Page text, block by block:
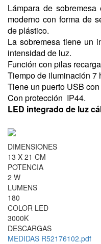
Lámpara de sobremesa
moderno con forma de
de plástico.
La sobremesa tiene un
intensidad de luz.
Función con pilas
Tiempo de iluminación 7
Tiene un puerto USB
Con protección IP44.
LED integrado de luz
DIMENSIONES
13 X 21 CM
POTENCIA
2 W
LUMENS
180
COLOR LED
3000K
DESCARGAS
MEDIDAS R52176102.pdf